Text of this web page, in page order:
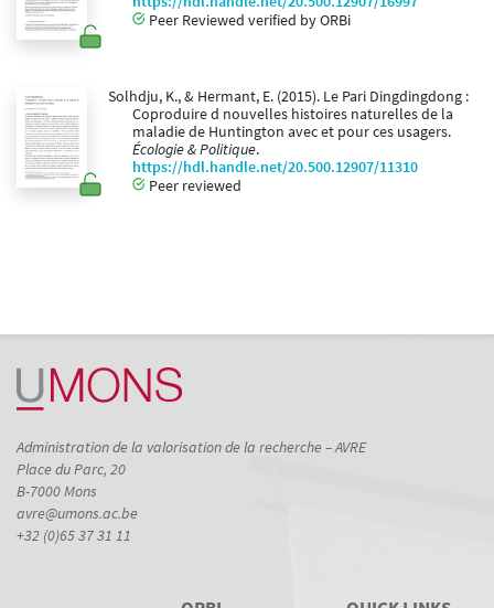
Peer Reviewed verified by ORBi
Solhdju, K., & Hermant, E. (2015). Le Pari Dingdingdong :
Coproduire d nouvelles histoires naturelles de la
maladie de Huntington avec et pour ces usagers.
Écologie & Politique.
https://hdl.handle.net/20.500.12907/11310
Peer reviewed
Administration de la valorisation de la recherche – AVRE
Place du Parc, 20
B-7000 Mons
avre@umons.ac.be
+32 (0)65 37 31 11